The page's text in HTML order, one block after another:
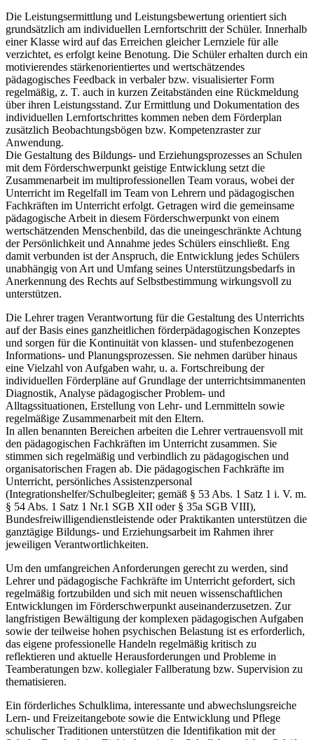
Die Leistungsermittlung und Leistungsbewertung orientiert sich
grundsätzlich am individuellen Lernfortschritt der Schüler. Innerhalb
einer Klasse wird auf das Erreichen gleicher Lernziele für alle
verzichtet, es erfolgt keine Benotung. Die Schüler erhalten durch ein
motivierendes stärkenorientiertes und wertschätzendes
pädagogisches Feedback in verbaler bzw. visualisierter Form
regelmäßig, z. T. auch in kurzen Zeitabständen eine Rückmeldung
über ihren Leistungsstand. Zur Ermittlung und Dokumentation des
individuellen Lernfortschrittes kommen neben dem Förderplan
zusätzlich Beobachtungsbögen bzw. Kompetenzraster zur
Anwendung.
Die Gestaltung des Bildungs- und Erziehungsprozesses an Schulen
mit dem Förderschwerpunkt geistige Entwicklung setzt die
Zusammenarbeit im multiprofessionellen Team voraus, wobei der
Unterricht im Regelfall im Team von Lehrern und pädagogischen
Fachkräften im Unterricht erfolgt. Getragen wird die gemeinsame
pädagogische Arbeit in diesem Förderschwerpunkt von einem
wertschätzenden Menschenbild, das die uneingeschränkte Achtung
der Persönlichkeit und Annahme jedes Schülers einschließt. Eng
damit verbunden ist der Anspruch, die Entwicklung jedes Schülers
unabhängig von Art und Umfang seines Unterstützungsbedarfs in
Anerkennung des Rechts auf Selbstbestimmung wirkungsvoll zu
unterstützen.
Die Lehrer tragen Verantwortung für die Gestaltung des Unterrichts
auf der Basis eines ganzheitlichen förderpädagogischen Konzeptes
und sorgen für die Kontinuität von klassen- und stufenbezogenen
Informations- und Planungsprozessen. Sie nehmen darüber hinaus
eine Vielzahl von Aufgaben wahr, u. a. Fortschreibung der
individuellen Förderpläne auf Grundlage der unterrichtsimmanenten
Diagnostik, Analyse pädagogischer Problem- und
Alltagssituationen, Erstellung von Lehr- und Lernmitteln sowie
regelmäßige Zusammenarbeit mit den Eltern.
In allen benannten Bereichen arbeiten die Lehrer vertrauensvoll mit
den pädagogischen Fachkräften im Unterricht zusammen. Sie
stimmen sich regelmäßig und verbindlich zu pädagogischen und
organisatorischen Fragen ab. Die pädagogischen Fachkräfte im
Unterricht, persönliches Assistenzpersonal
(Integrationshelfer/Schulbegleiter; gemäß § 53 Abs. 1 Satz 1 i. V. m.
§ 54 Abs. 1 Satz 1 Nr.1 SGB XII oder § 35a SGB VIII),
Bundesfreiwilligendienstleistende oder Praktikanten unterstützen die
ganztägige Bildungs- und Erziehungsarbeit im Rahmen ihrer
jeweiligen Verantwortlichkeiten.
Um den umfangreichen Anforderungen gerecht zu werden, sind
Lehrer und pädagogische Fachkräfte im Unterricht gefordert, sich
regelmäßig fortzubilden und sich mit neuen wissenschaftlichen
Entwicklungen im Förderschwerpunkt auseinanderzusetzen. Zur
langfristigen Bewältigung der komplexen pädagogischen Aufgaben
sowie der teilweise hohen psychischen Belastung ist es erforderlich,
das eigene professionelle Handeln regelmäßig kritisch zu
reflektieren und aktuelle Herausforderungen und Probleme in
Teamberatungen bzw. kollegialer Fallberatung bzw. Supervision zu
thematisieren.
Ein förderliches Schulklima, interessante und abwechslungsreiche
Lern- und Freizeitangebote sowie die Entwicklung und Pflege
schulischer Traditionen unterstützen die Identifikation mit der